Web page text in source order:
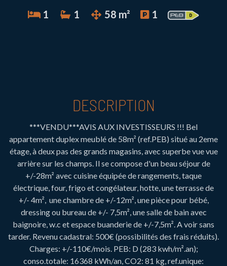
1 1 58 m² 1
DESCRIPTION
***VENDU***AVIS AUX INVESTISSEURS !!! Bel
appartement duplex meublé de 58m² (ref.PEB) situé au 2eme
étage, à deux pas des grands magasins, avec superbe vue vue
arrière sur les champs. Il se compose d'un beau séjour de
+/-28m² avec cuisine équipée de rangements, taque
électrique, four, frigo et congélateur, hotte, une terrasse de
+/- 4m², une chambre de +/-12m², une pièce pour bébé,
dressing ou bureau de +/- 7,5m², une salle de bain avec
baignoire, w.c et espace buanderie de +/-7,5m². A voir sans
tarder. Revenu cadastral: 500€ (possibilités des frais réduits).
Charges: +/-110€/mois. PEB: D (283 kwh/m².an);
conso.totale: 16368 kWh/an, CO2: 81 kg, ref.unique: